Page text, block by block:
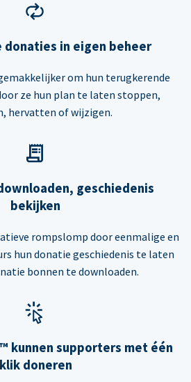
donaties in eigen beheer
om hun terugkerende
ze hun plan te laten stoppen,
hervatten of wijzigen.
geschiedenis
bekijken
rompslomp door eenmalige en
hun donatie geschiedenis te laten
bonnen te downloaden.
kunnen supporters met één
klik doneren